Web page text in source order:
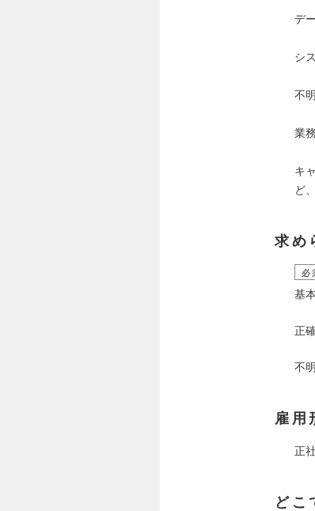
デ
シ
不
業
キ
ど
求め
必
基
正
不
雇用
正
どこ